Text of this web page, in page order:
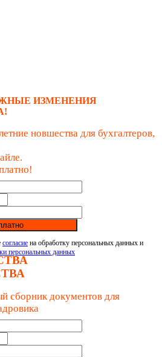
ИЗМЕНЕНИЯ
новшества для бухгалтеров,
согласие на обработку персональных данных и
персональных данных
сборник документов для